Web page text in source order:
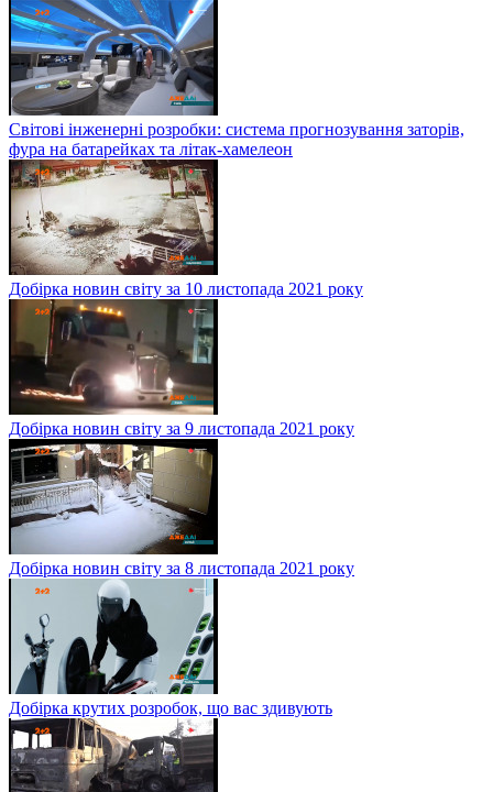
Світові інженерні розробки: система прогнозування заторів,
фура на батарейках та літак-хамелеон
Добірка новин світу за 10 листопада 2021 року
Добірка новин світу за 9 листопада 2021 року
Добірка новин світу за 8 листопада 2021 року
Добірка крутих розробок, що вас здивують